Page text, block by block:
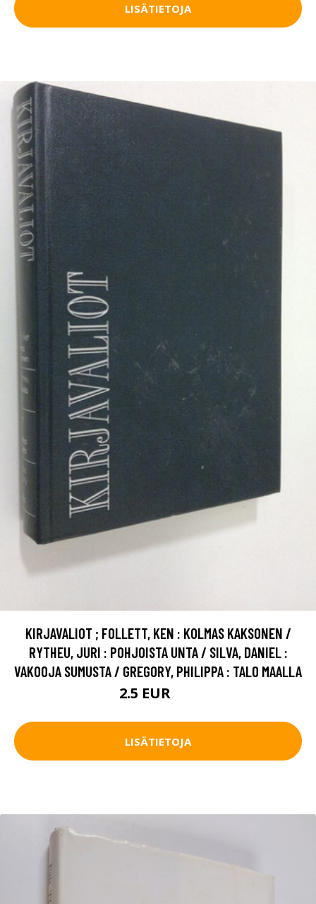
LISÄTIETOJA
KIRJAVALIOT ; FOLLETT, KEN : KOLMAS KAKSONEN /
RYTHEU, JURI : POHJOISTA UNTA / SILVA, DANIEL :
VAKOOJA SUMUSTA / GREGORY, PHILIPPA : TALO MAALLA
2.5 EUR
LISÄTIETOJA